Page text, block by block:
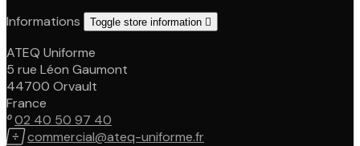
Informations
Toggle store information 
ATEQ Uniforme
5 rue Léon Gaumont
44700 Orvault
France
02 40 50 97 40
commercial@ateq-uniforme.fr